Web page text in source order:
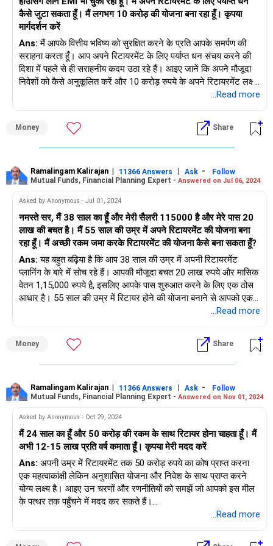
कैसे जुटा सकता हूँ। मैं लगभग 10 करोड़ की योजना बना रहा हूँ। कृपया
मार्गदर्शन करें
Ans: मैं आपके वित्तीय भविष्य को सुरक्षित करने के प्रति आपके समर्पण की
सराहना करता हूँ। आप अपने रिटायरमेंट के लिए पर्याप्त धन संचय करने की
दिशा में पहले से ही सराहनीय कदम उठा रहे हैं। आइए जानें कि अपने मौजूदा
निवेशों को कैसे अनुकूलित करें और 10 करोड़ रुपये के अपने रिटायरमेंट लक्ष्य
अपनी मौजूदा वित्तीय स्थिति को समझना
मासिक आय और निवेश आवंटन
आपकी मासिक आय 1 लाख रुपये है। आपके मौजूदा निवेश हैं:
विभिन्न म्यूचुअल फंड (फ्लेक्सी कैप, मल्टीकैप, स्मॉल कैप, लार्ज कैप) में
21,000 रुपये।
एनपीएस टियर 1 में 5,000 रुपये।
एनपीएस टियर 2 में 2,500 रुपये।
पीपीएफ में 5,000 रुपये।
स्मॉलकेस स्टॉक में 6,500 रुपये एसआईपी।
में गहराई से देखें कि क्या अनुकूलन के अवसर हैं।
अपने म्यूचुअल फंड पोर्टफोलियो का मूल्यांकन
चार प्रकार के म्यूचुअल फंडों में समान रूप से 21,000 रुपये का निवेश करना
एक अच्छी शुरुआत है। यहाँ प्रत्येक श्रेणी का विश्लेषण दिया गया है:
फ्लेक्सी कैप फंड
फ्लेक्सी कैप फंड विभिन्न बाजार पूंजीकरण वाली कंपनियों में निवेश करके
लचीलापन प्रदान करते हैं। यह एक संतुलित जोखिम-वापसी प्रोफ़ाइल प्रदान
कर सकता है।
मल्टीकैप फंड
मल्टीकैप फंड लार्ज-कैप, मिड-कैप और स्मॉल-कैप कंपनियों में निवेश करते हैं।
यह विविधीकरण किसी विशेष सेगमेंट से जुड़े जोखिमों को कम करने में मदद कर
...Read more
Money Share
Ramalingam Kalirajan | 11366 Answers | Ask -
Follow
Mutual Funds, Financial Planning Expert - Answered on Jul 06, 2024
Asked by Anonymous - Jul 01, 2024
नमस्ते सर, मैं 38 साल का हूँ और मेरी सैलरी 115000 है और मेरे पास 20
लाख की बचत है। मैं 55 साल की उम्र में अपने रिटायरमेंट की योजना बना
रहा हूँ। मैं अच्छी रकम जमा करके रिटायरमेंट की योजना कैसे बना सकता हूँ?
Ans: यह बहुत बढ़िया है कि आप 38 साल की उम्र में अपनी रिटायरमेंट
प्लानिंग के बारे में सोच रहे हैं। आपकी मौजूदा बचत 20 लाख रुपये और मासिक
वेतन 1,15,000 रुपये है, इसलिए आपके पास शुरुआत करने के लिए एक ठोस
आधार है। 55 साल की उम्र में रिटायर होने की योजना बनाने से आपको एक
अच्छी रिटायरमेंट राशि बनाने के लिए 17 साल का समय मिलता है। आइए एक
करने में मदद करेगी।
अपने रिटायरमेंट लक्ष्यों को समझना
आप 55 साल की उम्र में रिटायर होने की योजना बनाते हैं, जिससे आपको एक
मजबूत रिटायरमेंट राशि जमा करने के लिए 17 साल का समय मिलता है। यह
आपकी संपत्ति को महत्वपूर्ण रूप से बढ़ाने के लिए एक अच्छी समय सीमा है।
उदाहरण:
वर्तमान उम्र: 38 साल।
रिटायरमेंट की उम्र: 55 साल।
समय सीमा: 17 साल।
एक स्पष्ट समय सीमा होने से आपके निवेश को संरचित करने और आपके फंड
वांछित रिटायरमेंट लाइफ़स्टाइल
...Read more
Money Share
Ramalingam Kalirajan | 11366 Answers | Ask -
Follow
Mutual Funds, Financial Planning Expert - Answered on Nov 01, 2024
Asked by Anonymous - Oct 29, 2024
मैं 24 साल का हूँ और 50 करोड़ की रकम के साथ रिटायर होना चाहता हूँ। मैं
अभी 12-15 लाख प्रति वर्ष कमाता हूँ। कृपया मेरी मदद करें
Ans: अपनी उम्र में रिटायरमेंट तक 50 करोड़ रुपये का कोष प्राप्त करना
एक महत्वाकांक्षी लेकिन अनुशासित योजना और निवेश के साथ प्राप्त करने
योग्य लक्ष्य है। आइए उन चरणों और रणनीतियों को समझें जो आपको इस मील
के पत्थर तक पहुँचने में मदद कर सकते हैं।
जल्दी निवेश शुरू करने से लंबे समय तक चक्रवृद्धि ब्याज मिलता है। हर साल
...Read more